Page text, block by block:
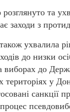
розглянуто та
заходи з
ухвалила
до низки
виборах до
у